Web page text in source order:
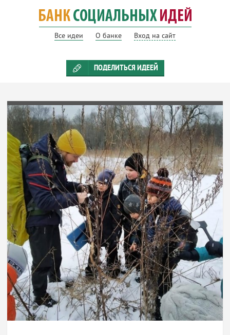
Все идеи О банке Вход на сайт
ПОДЕЛИТЬСЯ ИДЕЕЙ